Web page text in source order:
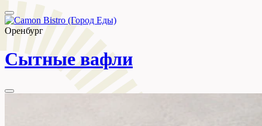
Оренбург
Сытные вафли